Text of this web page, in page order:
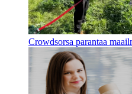
Crowdsorsa parantaa